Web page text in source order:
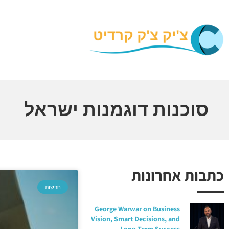
סוכנות דוגמנות ישראל
כתבות אחרונות
George Warwar on Business
Vision, Smart Decisions, and
חדשות